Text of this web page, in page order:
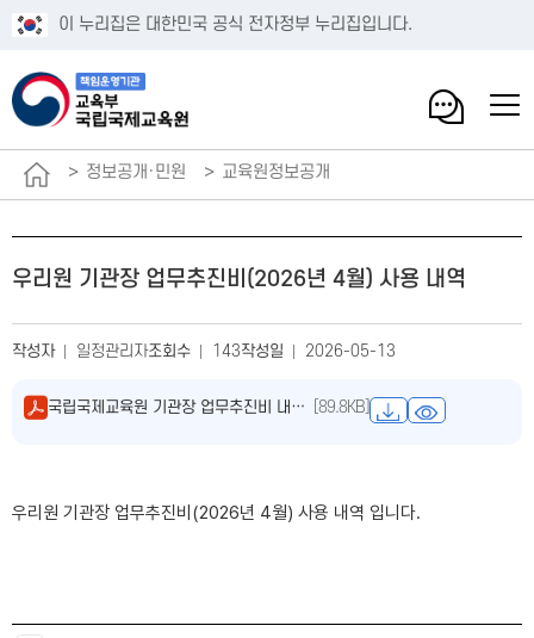
이 누리집은 대한민국 공식 전자정부 누리집입니다.
정보공개·민원 교육원정보공개
우리원 기관장 업무추진비(2026년 4월) 사용 내역
작성자 일정관리자조회수 143작성일 2026-05-13
국립국제교육원 기관장 업무추진비 내역(2026.4월분).pdf [89.8KB]
우리원 기관장 업무추진비(2026년 4월) 사용 내역 입니다.